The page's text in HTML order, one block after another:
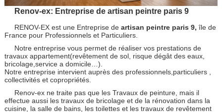
Renov-ex: Entreprise de artisan peintre paris 9
RENOV-EX est une Entreprise deartisan peintre paris 9, île de
France pour Professionnels et Particuliers.
Notre entreprise vous permet de réaliser vos prestations de
travaux appartement(revêtement de sol, risque dégât des eaux,
bricolage,service a domicile…).
Notre entreprise intervient auprès des professionnels,particuliers ,
collectivités et copropriétés.
Renov-ex ne traite pas que les Travaux de peinture, mais il
effectue aussi les travaux de bricolage et de la rénovation dans la
cuisine, la salle de bains, les toilettes et les travaux de revêtement